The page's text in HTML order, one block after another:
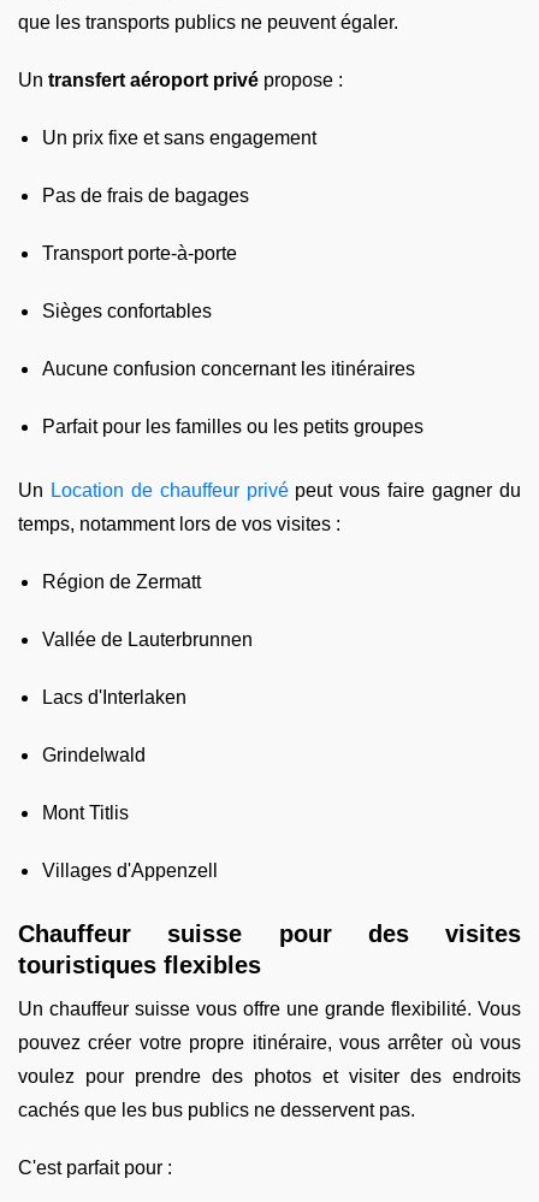
que les transports publics ne peuvent égaler.
Un transfert aéroport privé propose :
Un prix fixe et sans engagement
Pas de frais de bagages
Transport porte-à-porte
Sièges confortables
Aucune confusion concernant les itinéraires
Parfait pour les familles ou les petits groupes
Un Location de chauffeur privépeut vous faire gagner du
temps, notamment lors de vos visites :
Région de Zermatt
Vallée de Lauterbrunnen
Lacs d'Interlaken
Grindelwald
Mont Titlis
Villages d'Appenzell
Chauffeur suisse pour des visites
touristiques flexibles
Un chauffeur suisse vous offre une grande flexibilité. Vous
pouvez créer votre propre itinéraire, vous arrêter où vous
voulez pour prendre des photos et visiter des endroits
cachés que les bus publics ne desservent pas.
C'est parfait pour :